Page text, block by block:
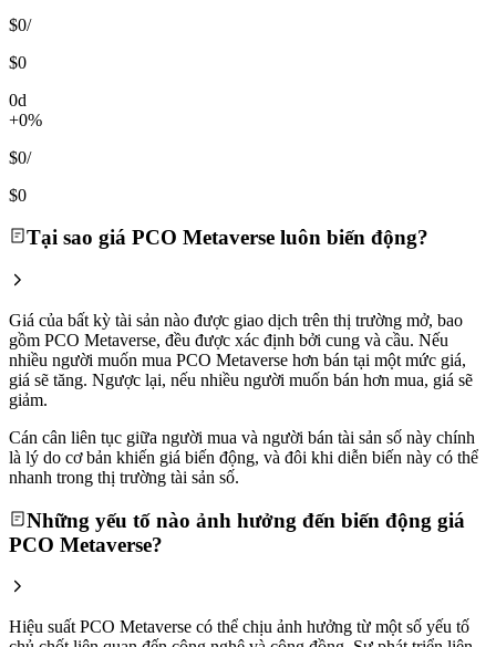
$0/
$0
0d
+0%
$0/
$0
Tại sao giá PCO Metaverse luôn biến động?
Giá của bất kỳ tài sản nào được giao dịch trên thị trường mở, bao
gồm PCO Metaverse, đều được xác định bởi cung và cầu. Nếu
nhiều người muốn mua PCO Metaverse hơn bán tại một mức giá,
giá sẽ tăng. Ngược lại, nếu nhiều người muốn bán hơn mua, giá sẽ
giảm.
Cán cân liên tục giữa người mua và người bán tài sản số này chính
là lý do cơ bản khiến giá biến động, và đôi khi diễn biến này có thể
nhanh trong thị trường tài sản số.
Những yếu tố nào ảnh hưởng đến biến động giá
PCO Metaverse?
Hiệu suất PCO Metaverse có thể chịu ảnh hưởng từ một số yếu tố